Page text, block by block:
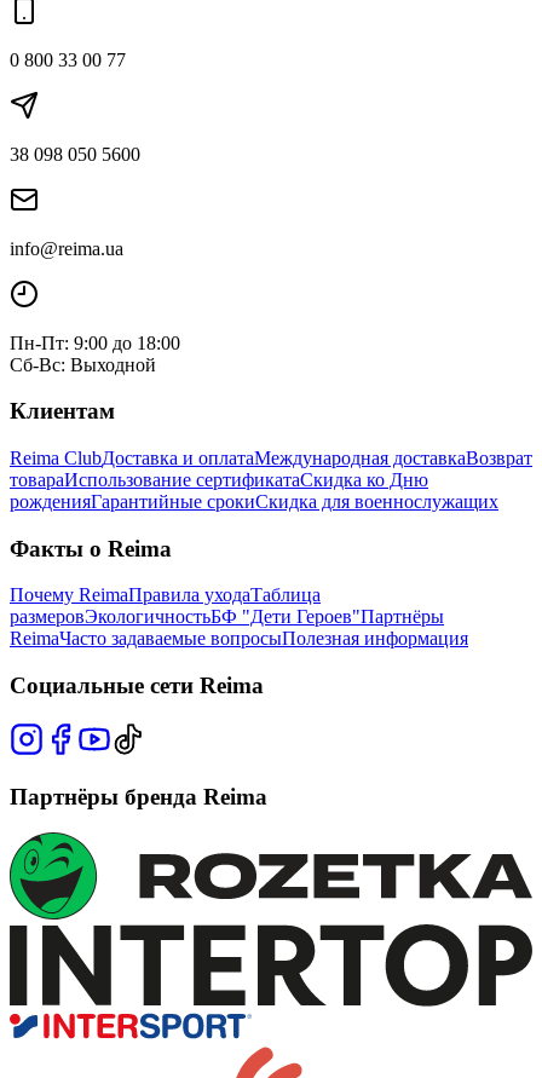
0 800 33 00 77
38 098 050 5600
info@reima.ua
Пн-Пт: 9:00 до 18:00
Сб-Вс: Выходной
Клиентам
Reima ClubДоставка и оплатаМеждународная доставкаВозврат
товараИспользование сертификатаСкидка ко Дню
рожденияГарантийные срокиСкидка для военнослужащих
Факты о Reima
Почему ReimaПравила уходаТаблица
размеровЭкологичностьБФ "Дети Героев"Партнёры
ReimaЧасто задаваемые вопросыПолезная информация
Социальные сети Reima
Партнёры бренда Reima